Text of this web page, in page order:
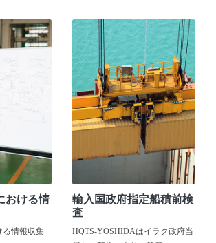
おける情
る情報収集
輸入国政府指定船積前検
査
HQTS-YOSHIDAはイラク政府当